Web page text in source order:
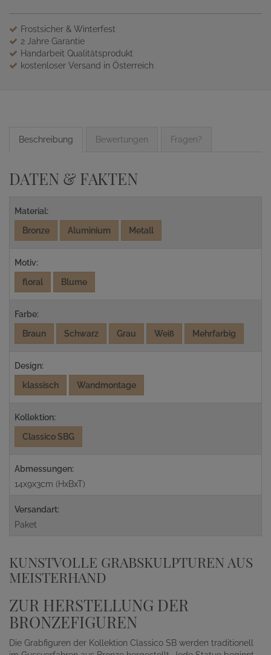
Frostsicher & Winterfest
2 Jahre Garantie
Handarbeit Qualitätsprodukt
kostenloser Versand in Österreich
Beschreibung Bewertungen Fragen?
DATEN & FAKTEN
Material:
Bronze
Aluminium Metall
Motiv:
floral
Blume
Farbe:
Braun
Schwarz Grau Weiß Mehrfarbig
Design:
klassisch
Wandmontage
Kollektion:
Classico SBG
Abmessungen:
14x9x3cm (HxBxT)
Versandart:
Paket
KUNSTVOLLE GRABSKULPTUREN AUS
MEISTERHAND
ZUR HERSTELLUNG DER
BRONZEFIGUREN
Die Grabfiguren der Kollektion Classico SB werden traditionell